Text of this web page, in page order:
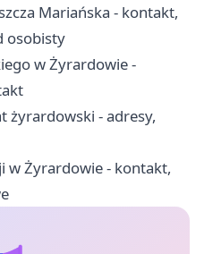
Mariańska - kontakt,
osobisty
w Żyrardowie -
żyrardowski - adresy,
w Żyrardowie - kontakt,